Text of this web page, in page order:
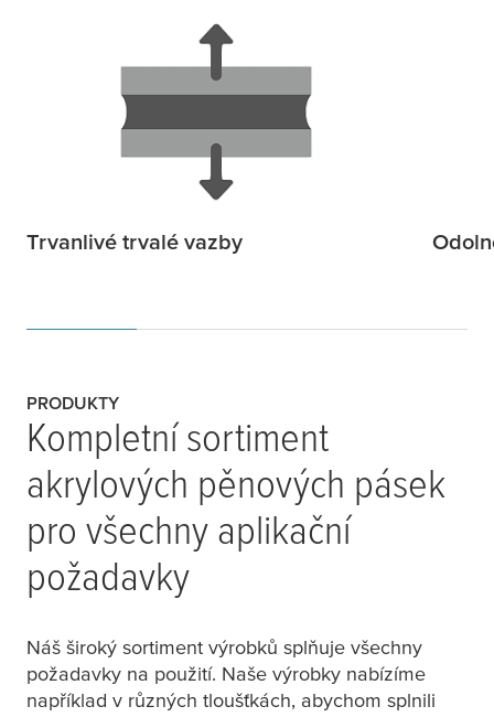
Trvanlivé trvalé vazby
PRODUKTY
Kompletní sortiment
akrylových pěnových pásek
pro všechny aplikační
požadavky
Náš široký sortiment výrobků splňuje všechny
požadavky na použití. Naše výrobky nabízíme
například v různých tloušťkách, abychom splnili